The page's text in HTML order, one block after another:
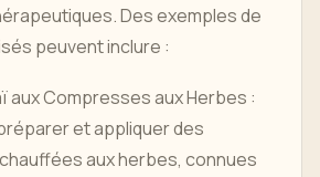
Des exemples de
peuvent inclure :
aux Compresses aux Herbes :
et appliquer des
aux herbes, connues